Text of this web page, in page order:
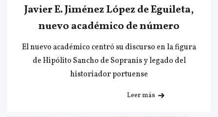
Javier E. Jiménez López de Eguileta,
nuevo académico de número
El nuevo académico centró su discurso en la figura
de Hipólito Sancho de Sopranis y legado del
historiador portuense
Leer más